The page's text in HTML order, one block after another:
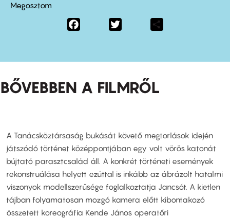
Megosztom
Facebook
BŐVEBBEN A FILMRŐL
A Tanácsköztársaság bukását követő megtorlások idején
játszódó történet középpontjában egy volt vörös katonát
bújtató parasztcsalád áll. A konkrét történeti események
rekonstruálása helyett ezúttal is inkább az ábrázolt hatalmi
viszonyok modellszerűsége foglalkoztatja Jancsót. A kietlen
tájban folyamatosan mozgó kamera előtt kibontakozó
összetett koreográfia Kende János operatőri